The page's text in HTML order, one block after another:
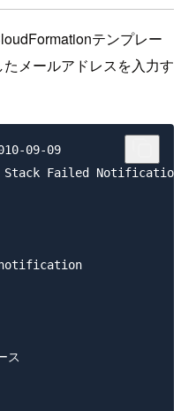
テンプレー
メールアドレスを入力す
09-09
Stack Failed Notification
ス